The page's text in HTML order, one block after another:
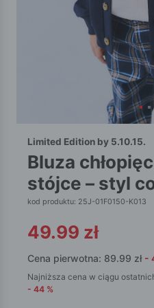
Limited Edition by 5.10.15.
bluza chłopięca rozpinana na
stójce – styl
kod produktu: 25J-01F0150-K013
49.99 zł
Cena pierwotna: 89.99 zł -
Najniższa cena w ciągu
- 44 %